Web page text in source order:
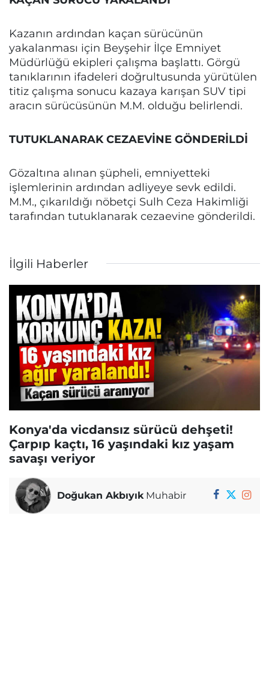
Kazanın ardından kaçan sürücünün
yakalanması için Beyşehir İlçe Emniyet
Müdürlüğü ekipleri çalışma başlattı. Görgü
tanıklarının ifadeleri doğrultusunda yürütülen
titiz çalışma sonucu kazaya karışan SUV tipi
aracın sürücüsünün M.M. olduğu belirlendi.
TUTUKLANARAK CEZAEVİNE GÖNDERİLDİ
Gözaltına alınan şüpheli, emniyetteki
işlemlerinin ardından adliyeye sevk edildi.
M.M., çıkarıldığı nöbetçi Sulh Ceza Hakimliği
tarafından tutuklanarak cezaevine gönderildi.
İlgili Haberler
Konya'da vicdansız sürücü dehşeti!
Çarpıp kaçtı, 16 yaşındaki kız yaşam
savaşı veriyor
Doğukan Akbıyık Muhabir